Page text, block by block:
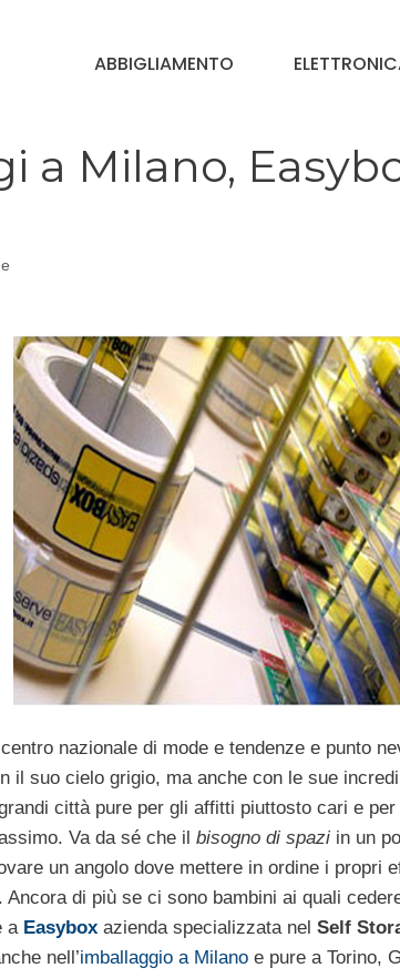
ABBIGLIAMENTO
a Milano,
nazionale di mode e tendenze e punto
il suo cielo grigio, ma anche con le sue
città pure per gli affitti piuttosto cari e
Va da sé che il bisogno di spazi in un
un angolo dove mettere in ordine i propri
Ancora di più se ci sono bambini ai quali
a Easybox azienda specializzata nel Self
nell’imballaggio a Milano e pure a Torino,